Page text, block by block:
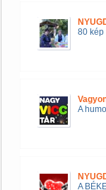
80 kép
A
A